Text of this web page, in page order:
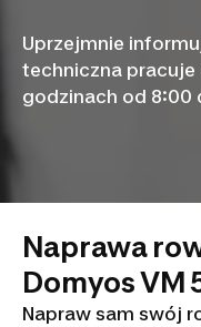
Uprzejmnie
techniczna pracuje
godzinach od 8:00
Naprawa
Domyos VM
Napraw sam swój